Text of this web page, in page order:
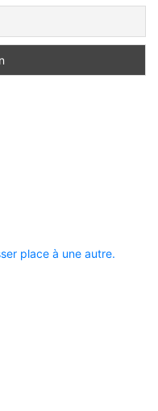
place à une autre.